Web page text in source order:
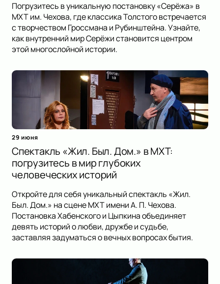
Погрузитесь в уникальную постановку «Серёжа» в
МХТ им. Чехова, где классика Толстого встречается
с творчеством Гроссмана и Рубинштейна. Узнайте,
как внутренний мир Серёжи становится центром
этой многослойной истории.
29 июня
Спектакль «Жил. Был. Дом.» в МХТ:
погрузитесь в мир глубоких
человеческих историй
Откройте для себя уникальный спектакль «Жил.
Был. Дом.» на сцене МХТ имени А. П. Чехова.
Постановка Хабенского и Цыпкина объединяет
девять историй о любви, дружбе и судьбе,
заставляя задуматься о вечных вопросах бытия.